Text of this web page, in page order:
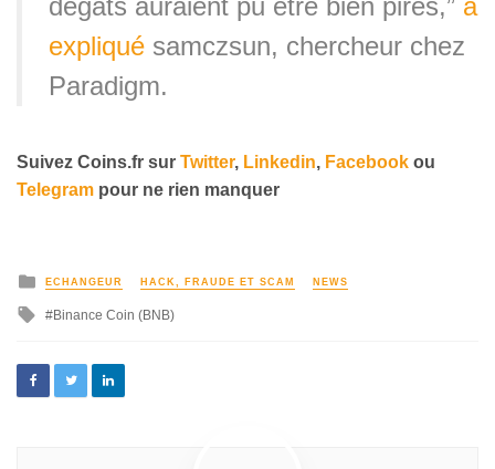
expliqué samczsun, chercheur chez
Paradigm.
Suivez Coins.fr sur Twitter, Linkedin, Facebook ou
Telegram pour ne rien manquer
ECHANGEUR HACK, FRAUDE ET SCAM NEWS
Binance Coin (BNB)